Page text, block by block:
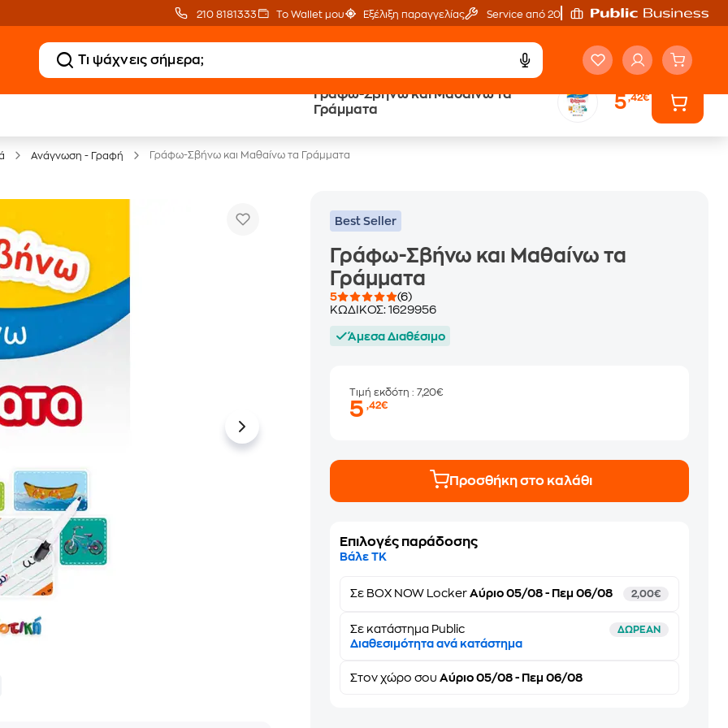
210 8181333 Το Wallet μου Εξέλιξη παραγγελίας Service από 20'
Γράφω-Σβήνω και Μαθαίνω τα
Γράμματα
5,42€
Δωρεάν Μεταφορικά
Ανάγνωση - Γραφή Γράφω-Σβήνω και Μαθαίνω τα Γράμματα
Best Seller
Γράφω-Σβήνω και Μαθαίνω τα
Γράμματα
5
(6)
ΚΩΔΙΚΟΣ:1629956
Άμεσα Διαθέσιμο
Τιμή εκδότη: 7,20€
5,42€
Προσθήκη στο καλάθι
Επιλογές παράδοσης
Βάλε ΤΚ
Σε BOX NOW Locker Αύριο 05/08 - Πεμ 06/08 2,00€
Σε κατάστημα Public ΔΩΡΕΑΝ
Διαθεσιμότητα ανά κατάστημα
Στονχώρο σου Αύριο 05/08 - Πεμ 06/08